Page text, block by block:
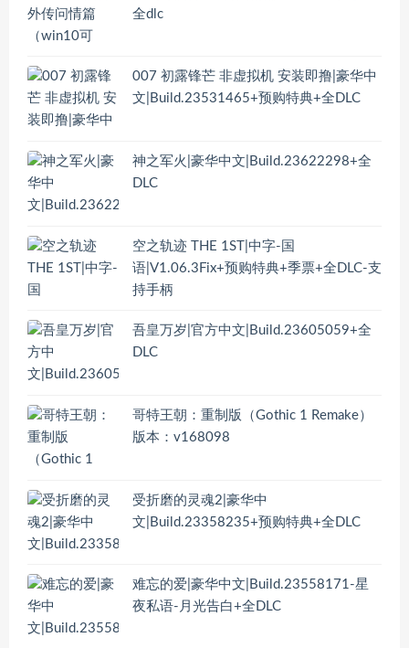
全dlc
007 初露锋芒 非虚拟机 安装即撸|豪华中
文|Build.23531465+预购特典+全DLC
神之军火|豪华中文|Build.23622298+全
DLC
空之轨迹 THE 1ST|中字-国
语|V1.06.3Fix+预购特典+季票+全DLC-支
持手柄
吾皇万岁|官方中文|Build.23605059+全
DLC
哥特王朝：重制版（Gothic 1 Remake）
版本：v168098
受折磨的灵魂2|豪华中
文|Build.23358235+预购特典+全DLC
难忘的爱|豪华中文|Build.23558171-星
夜私语-月光告白+全DLC